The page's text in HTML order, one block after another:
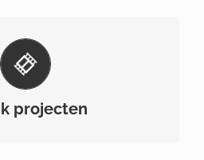
projecten
waar dit product
werd.